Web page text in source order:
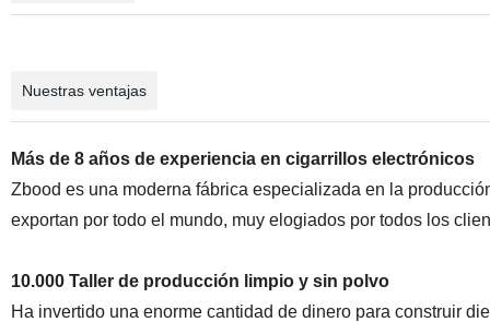
Nuestras ventajas
Más de 8 años de experiencia en cigarrillos electrónicos
Zbood es una moderna fábrica especializada en la
exportan por todo el mundo, muy elogiados por todos los
10.000 Taller de producción limpio y sin polvo
Ha invertido una enorme cantidad de dinero para construir